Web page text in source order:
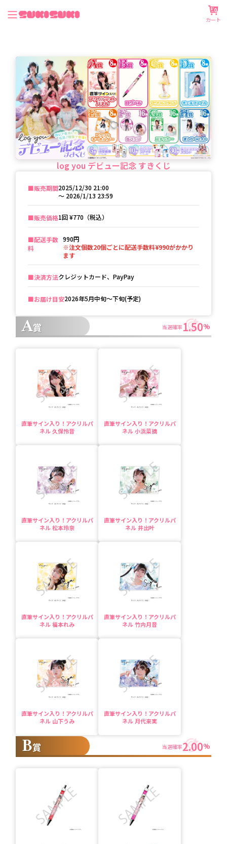
カート
0
log you デビュー記念 すきくじ
■️販売期間2025/12/30 21:00
〜 2026/1/13 23:59
■️販売価格1回¥770（税込）
■️配送手数
料
990円
※注文個数20個ごとに配送手数料¥990がかかり
ます
■️決済方法クレジットカード、PayPay
■️お届け目安2026年5月中旬〜下旬(予定)
A賞 当選確率 1.50%
直筆サイン入り！アクリルパ
ネル 久保怜音
直筆サイン入り！アクリルパ
ネル 小浜菜摘
直筆サイン入り！アクリルパ
ネル 松本玲奈
直筆サイン入り！アクリルパ
ネル 井出叶
直筆サイン入り！アクリルパ
ネル 福本れみ
直筆サイン入り！アクリルパ
ネル 竹内月音
直筆サイン入り！アクリルパ
ネル 山下うみ
直筆サイン入り！アクリルパ
ネル 月代来実
B賞 当選確率2.00%